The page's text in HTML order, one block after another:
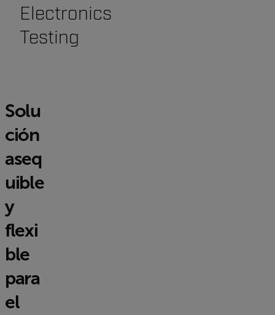
Electronics
Testing
Solu
ción
aseq
uible
y
flexi
ble
para
el